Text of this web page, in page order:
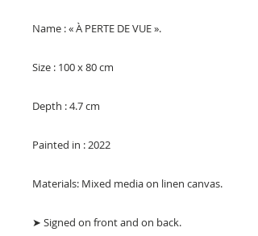
Name : « À PERTE DE VUE ».
Size : 100 x 80 cm
Depth : 4.7 cm
Painted in : 2022
Materials: Mixed media on linen canvas.
➤ Signed on front and on back.